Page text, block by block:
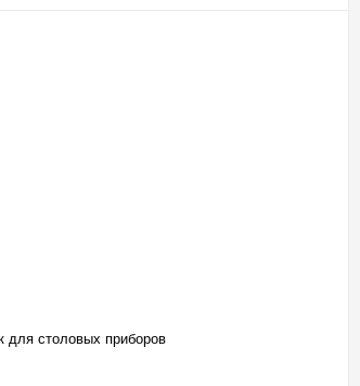
для столовых приборов